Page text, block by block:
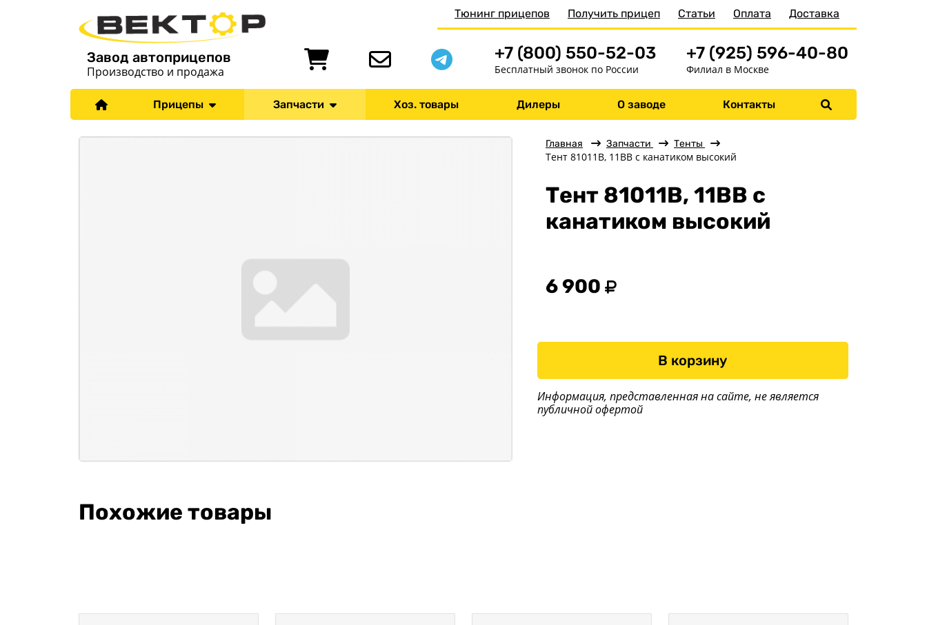
Меню
Детали подвески
Другое
Завод автоприцепов
Производство и продажа
Тюнинг прицепов Получить прицеп Статьи Оплата Доставка
+7 (800) 550-52-03
Бесплатный звонок по России
+7 (925) 596-40-80
Филиал в Москве
Прицепы Запчасти Хоз. товары Дилеры О заводе Контакты
Главная Запчасти Тенты
Тент 81011В, 11ВВ с канатиком высокий
Тент 81011В, 11ВВ с
канатиком высокий
6 900
В корзину
Информация, представленная на сайте, не является
публичной офертой
Похожие товары